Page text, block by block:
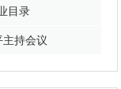
目录
持会议